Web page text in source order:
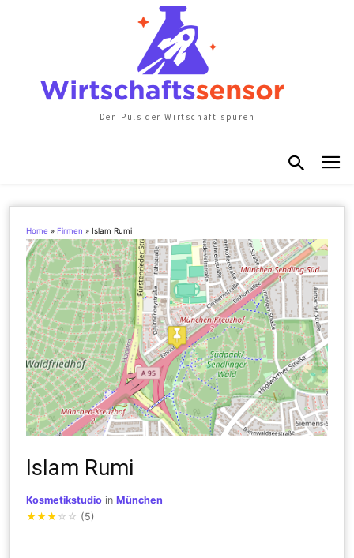
Den Puls der Wirtschaft spüren
Home » Firmen »Islam Rumi
Islam Rumi
Kosmetikstudio inMünchen
★★★ ☆ ☆ (5)